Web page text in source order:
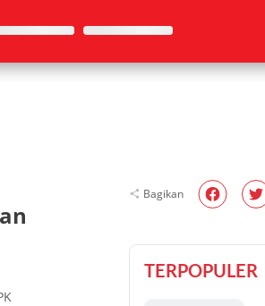
Bagikan
TERPOPULER